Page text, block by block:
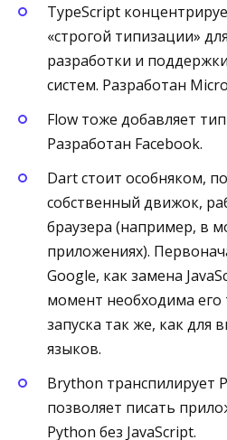
TypeScript
«строгой типизации»
разработки и
систем. Разработан
Flow тоже добавляет
Разработан Facebook.
Dart стоит особняком,
собственный движок,
браузера (например, в
приложениях).
Google, как замена
момент необходима его
запуска так же, как для
языков.
Brython транспилирует
позволяет писать
Python без JavaScript.